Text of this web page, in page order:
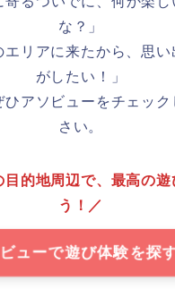
な？」
エリアに来たから、思
がしたい！」
ひアソビューをチェッ
さい。
目的地周辺で、最高の遊
う！／
ューで遊び体験を探